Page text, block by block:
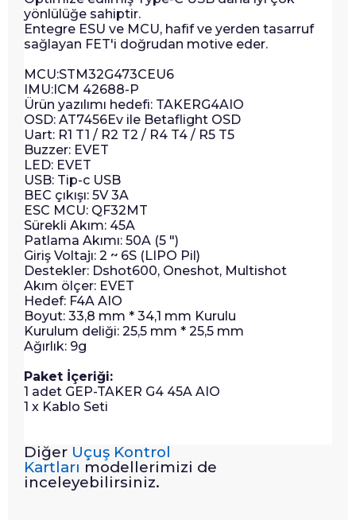
yönlülüğe sahiptir.
Entegre ESU ve MCU, hafif ve yerden tasarruf
sağlayan FET'i doğrudan motive eder.
MCU:STM32G473CEU6
IMU:ICM 42688-P
Ürün yazılımı hedefi: TAKERG4AIO
OSD: AT7456Ev ile Betaflight OSD
Uart: R1 T1 / R2 T2 / R4 T4 / R5 T5
Buzzer: EVET
LED: EVET
USB: Tip-c USB
BEC çıkışı: 5V 3A
ESC MCU: QF32MT
Sürekli Akım: 45A
Patlama Akımı: 50A (5 ")
Giriş Voltajı: 2 ~ 6S (LIPO Pil)
Destekler: Dshot600, Oneshot, Multishot
Akım ölçer: EVET
Hedef: F4A AIO
Boyut: 33,8 mm * 34,1 mm Kurulu
Kurulum deliği: 25,5 mm * 25,5 mm
Ağırlık: 9g
Paket İçeriği:
1 adet GEP-TAKER G4 45A AIO
1 x Kablo Seti
Diğer Uçuş Kontrol
Kartları modellerimizi de
inceleyebilirsiniz.